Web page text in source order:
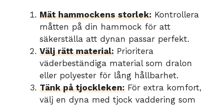
Mät hammockens storlek: Kontrollera
måtten på din hammock för att
säkerställa att dynan passar perfekt.
Välj rätt material: Prioritera
väderbeständiga material som dralon
eller polyester för lång hållbarhet.
Tänk på tjockleken: För extra komfort,
välj en dyna med tjock vaddering som